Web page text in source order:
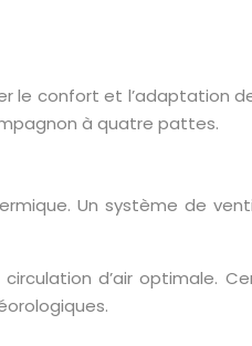
le confort et l’adaptation
à quatre pattes.
Un système de
d’air optimale.